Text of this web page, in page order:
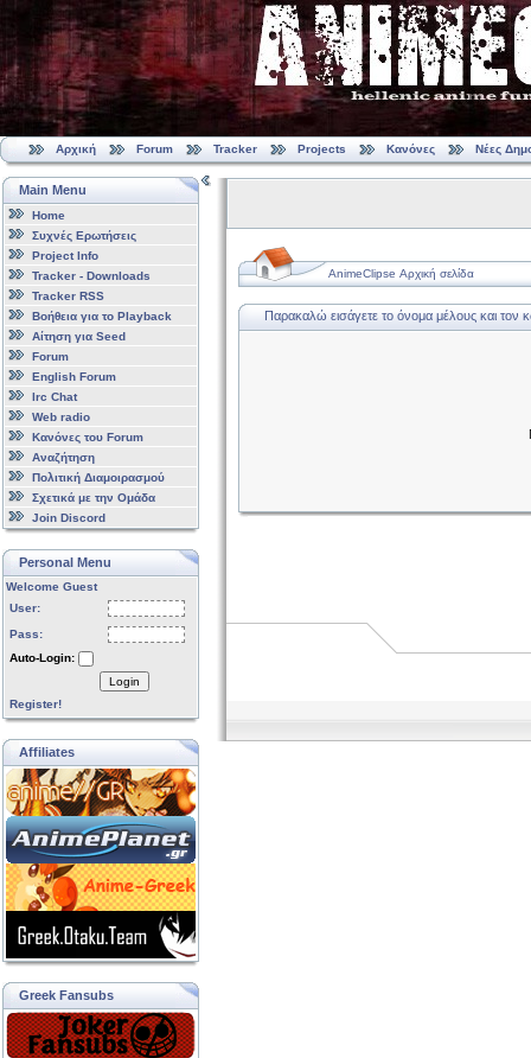
Αρχική Forum Tracker Projects Κανόνες Νέες
Main Menu
Home
Συχνές Ερωτήσεις
Project Info
Tracker - Downloads
Tracker RSS
Βοήθεια για το Playback
Αίτηση για Seed
Forum
English Forum
Irc Chat
Web radio
Κανόνες του Forum
Αναζήτηση
Πολιτική Διαμοιρασμού
Σχετικά με την Ομάδα
Join Discord
Personal Menu
Welcome Guest
User:
Pass:
Auto-Login:
Login
Register!
Affiliates
Greek Fansubs
AnimeClipse Αρχική σελίδα
Παρακαλώ εισάγετε το όνομα μέλους και τον